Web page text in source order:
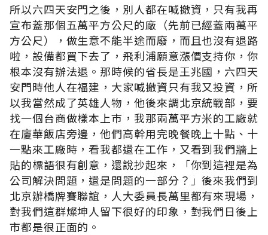
所以六四天安門之後，別人都在喊撤資，只有我再
宣布蓋那個五萬平方公尺的廠（先前已經蓋兩萬平
方公尺），做生意不能半途而廢，而且也沒有退路
啦，設備都買下去了，飛利浦願意漲價支持你，你
根本沒有辦法退。那時候的省長是王兆國，六四天
安門時他人在福建，大家喊撤資只有我又投資，所
以我當然成了英雄人物，他後來調北京統戰部，要
找一個台商做樣本上巿，我那兩萬平方米的工廠就
在廈華飯店旁邊，他們高幹用完晚餐晚上十點、十
一點來工廠時，看我都還在工作，又看到我們牆上
貼的標語很有創意，還說抄起來，「你到這裡是為
公司解決問題，還是問題的一部分？」後來我們到
北京辦橋牌賽聯誼，人大委員長萬里都有來現場，
對我們這群燦坤人留下很好的印象，對我們日後上
市都是很正面的。